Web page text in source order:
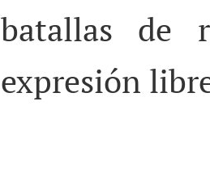
batallas de
expresión